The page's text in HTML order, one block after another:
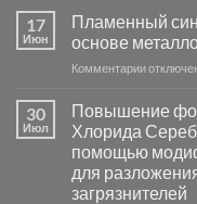
17
Июн
Пламенный
основе
Комментариик
синтез
и
сенсоров
на
30
Июл
Повышение
Хлорида
помощью
для
загрязнителей